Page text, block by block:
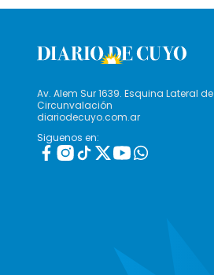
Av. Alem Sur 1639. Esquina Lateral de
Circunvalación
diariodecuyo.com.ar
Siguenos en: